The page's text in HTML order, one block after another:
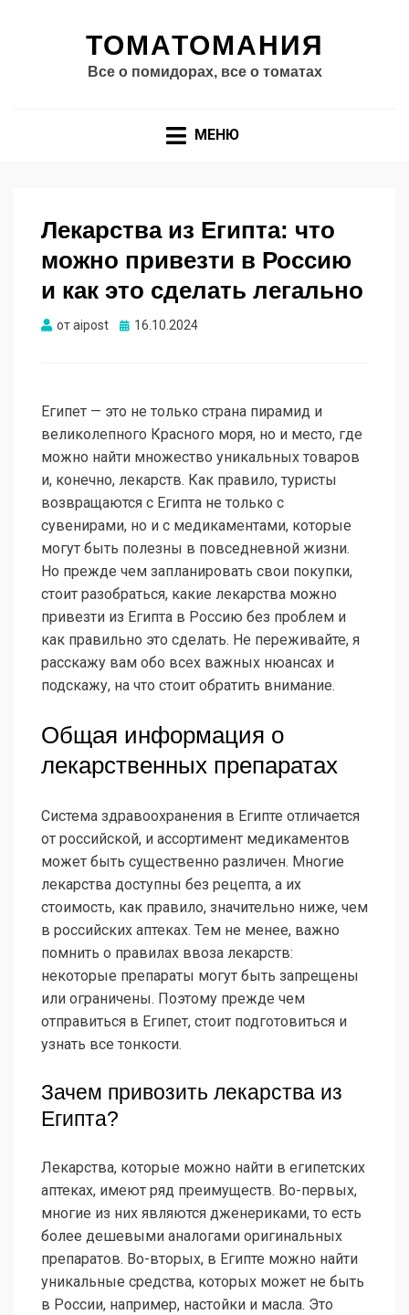
ТОМАТОМАНИЯ
Все о помидорах, все о томатах
МЕНЮ
Лекарства из Египта: что
можно привезти в Россию
и как это сделать легально
отaipost Опубликовано
16.10.2024
Египет — это не только страна пирамид и
великолепного Красного моря, но и место, где
можно найти множество уникальных товаров
и, конечно, лекарств. Как правило, туристы
возвращаются с Египта не только с
сувенирами, но и с медикаментами, которые
могут быть полезны в повседневной жизни.
Но прежде чем запланировать свои покупки,
стоит разобраться, какие лекарства можно
привезти из Египта в Россию без проблем и
как правильно это сделать. Не переживайте, я
расскажу вам обо всех важных нюансах и
подскажу, на что стоит обратить внимание.
Общая информация о
лекарственных препаратах
Система здравоохранения в Египте отличается
от российской, и ассортимент медикаментов
может быть существенно различен. Многие
лекарства доступны без рецепта, а их
стоимость, как правило, значительно ниже, чем
в российских аптеках. Тем не менее, важно
помнить о правилах ввоза лекарств:
некоторые препараты могут быть запрещены
или ограничены. Поэтому прежде чем
отправиться в Египет, стоит подготовиться и
узнать все тонкости.
Зачем привозить лекарства из
Египта?
Лекарства, которые можно найти в египетских
аптеках, имеют ряд преимуществ. Во-первых,
многие из них являются дженериками, то есть
более дешевыми аналогами оригинальных
препаратов. Во-вторых, в Египте можно найти
уникальные средства, которых может не быть
в России, например, настойки и масла. Это